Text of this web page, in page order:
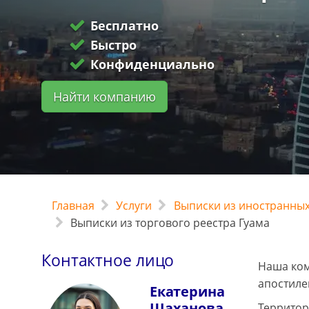
Бесплатно
Быстро
Конфиденциально
Найти компанию
Главная Услуги
Выписки из
Выписки из торгового реестра Гуама
Контактное лицо
Екатерина
Наша